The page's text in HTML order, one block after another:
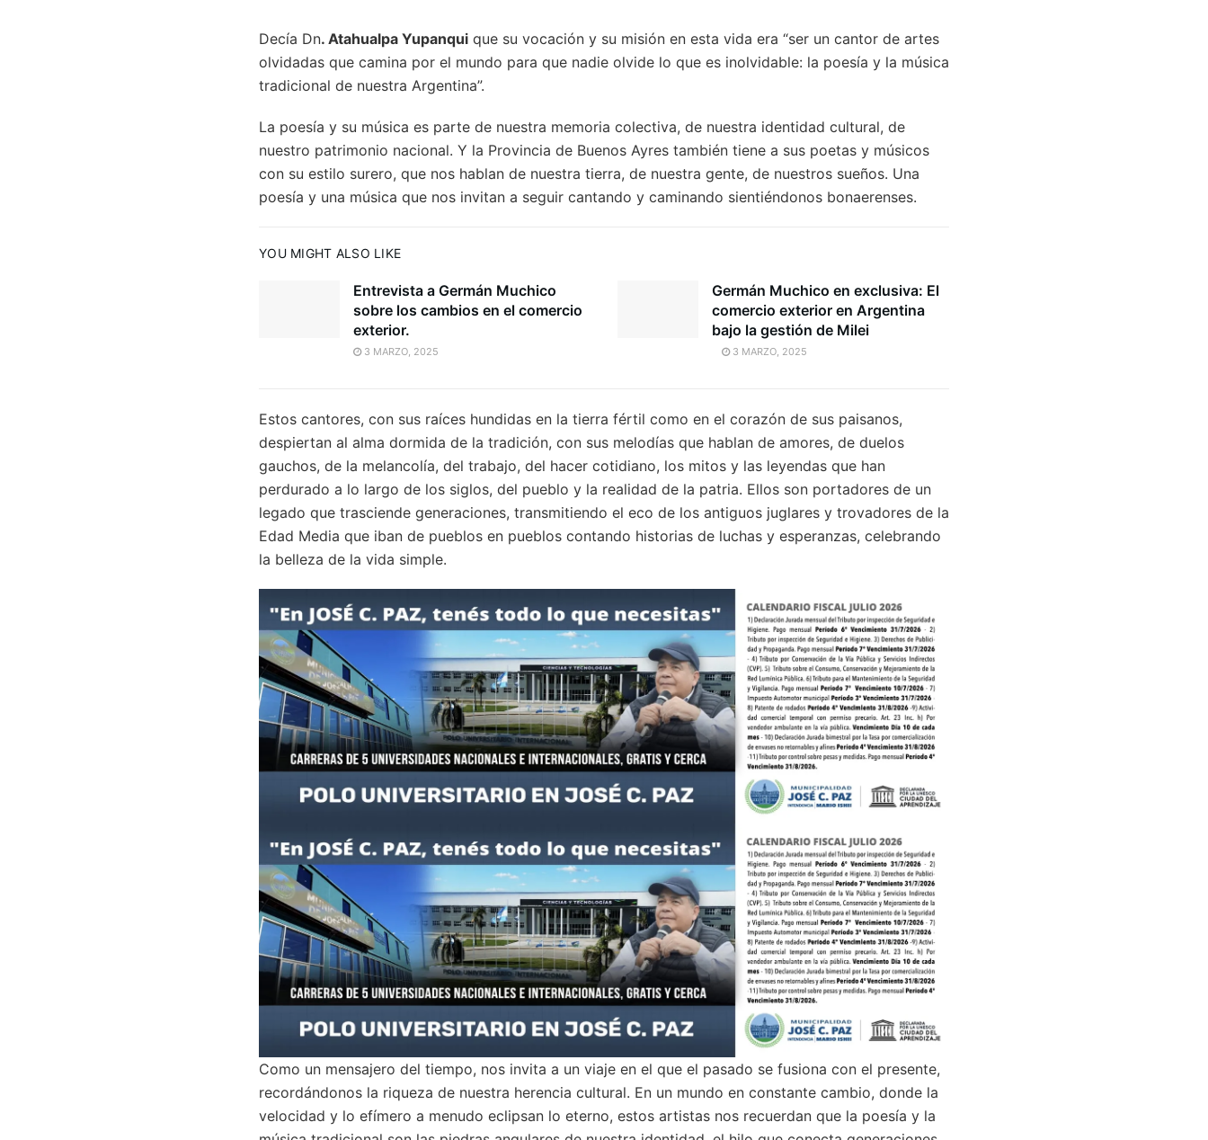
Decía Dn. Atahualpa Yupanqui que su vocación y su misión en esta vida era “ser un cantor de artes
olvidadas que camina por el mundo para que nadie olvide lo que es inolvidable: la poesía y la música
tradicional de nuestra Argentina”.
La poesía y su música es parte de nuestra memoria colectiva, de nuestra identidad cultural, de
nuestro patrimonio nacional. Y la Provincia de Buenos Ayres también tiene a sus poetas y músicos
con su estilo surero, que nos hablan de nuestra tierra, de nuestra gente, de nuestros sueños. Una
poesía y una música que nos invitan a seguir cantando y caminando sientiéndonos bonaerenses.
YOU MIGHT ALSO LIKE
Entrevista a Germán Muchico
sobre los cambios en el comercio
exterior.
3 MARZO, 2025
Germán Muchico en exclusiva: El
comercio exterior en Argentina
bajo la gestión de Milei
3 MARZO, 2025
Estos cantores, con sus raíces hundidas en la tierra fértil como en el corazón de sus paisanos,
despiertan al alma dormida de la tradición, con sus melodías que hablan de amores, de duelos
gauchos, de la melancolía, del trabajo, del hacer cotidiano, los mitos y las leyendas que han
perdurado a lo largo de los siglos, del pueblo y la realidad de la patria. Ellos son portadores de un
legado que trasciende generaciones, transmitiendo el eco de los antiguos juglares y trovadores de la
Edad Media que iban de pueblos en pueblos contando historias de luchas y esperanzas, celebrando
la belleza de la vida simple.
Como un mensajero del tiempo, nos invita a un viaje en el que el pasado se fusiona con el presente,
recordándonos la riqueza de nuestra herencia cultural. En un mundo en constante cambio, donde la
velocidad y lo efímero a menudo eclipsan lo eterno, estos artistas nos recuerdan que la poesía y la